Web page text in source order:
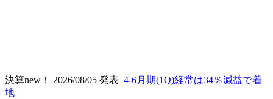
決算new！ 2026/08/05 発表 4-6月期(1Q)経常は34％減益で着
地